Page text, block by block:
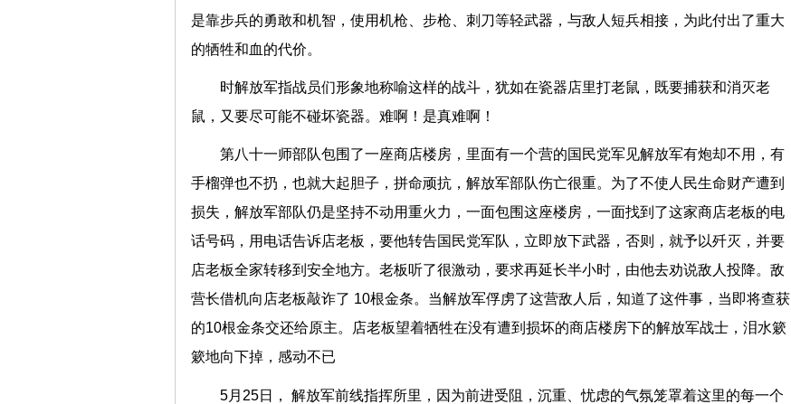
是靠步兵的勇敢和机智，使用机枪、步枪、刺刀等轻武器，与敌人短兵相接，为此付出了重大
的牺牲和血的代价。
时解放军指战员们形象地称喻这样的战斗，犹如在瓷器店里打老鼠，既要捕获和消灭老
鼠，又要尽可能不碰坏瓷器。难啊！是真难啊！
第八十一师部队包围了一座商店楼房，里面有一个营的国民党军见解放军有炮却不用，有
手榴弹也不扔，也就大起胆子，拼命顽抗，解放军部队伤亡很重。为了不使人民生命财产遭到
损失，解放军部队仍是坚持不动用重火力，一面包围这座楼房，一面找到了这家商店老板的电
话号码，用电话告诉店老板，要他转告国民党军队，立即放下武器，否则，就予以歼灭，并要
店老板全家转移到安全地方。老板听了很激动，要求再延长半小时，由他去劝说敌人投降。敌
营长借机向店老板敲诈了 10根金条。当解放军俘虏了这营敌人后，知道了这件事，当即将查获
的10根金条交还给原主。店老板望着牺牲在没有遭到损坏的商店楼房下的解放军战士，泪水簌
簌地向下掉，感动不已
5月25日， 解放军前线指挥所里，因为前进受阻，沉重、忧虑的气氛笼罩着这里的每一个